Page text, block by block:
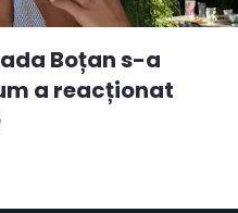
Boțan s-a
a reacționat